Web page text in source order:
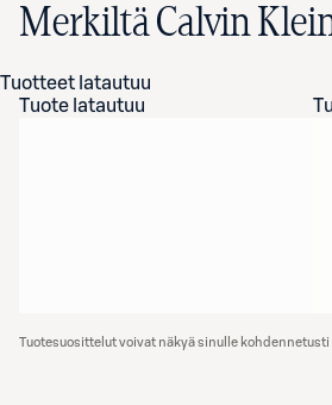
Merkiltä Calvin
Tuotteet latautuu
Tuote latautuu
Tuotesuosittelut voivat näkyä sinulle kohdennetusti